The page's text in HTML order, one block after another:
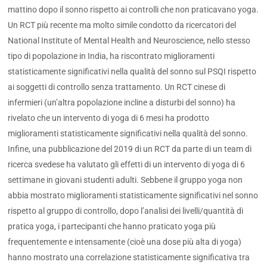
mattino dopo il sonno rispetto ai controlli che non praticavano yoga.
Un RCT più recente ma molto simile condotto da ricercatori del
National Institute of Mental Health and Neuroscience, nello stesso
tipo di popolazione in India, ha riscontrato miglioramenti
statisticamente significativi nella qualità del sonno sul PSQI rispetto
ai soggetti di controllo senza trattamento. Un RCT cinese di
infermieri (un’altra popolazione incline a disturbi del sonno) ha
rivelato che un intervento di yoga di 6 mesi ha prodotto
miglioramenti statisticamente significativi nella qualità del sonno.
Infine, una pubblicazione del 2019 di un RCT da parte di un team di
ricerca svedese ha valutato gli effetti di un intervento di yoga di 6
settimane in giovani studenti adulti. Sebbene il gruppo yoga non
abbia mostrato miglioramenti statisticamente significativi nel sonno
rispetto al gruppo di controllo, dopo l’analisi dei livelli/quantità di
pratica yoga, i partecipanti che hanno praticato yoga più
frequentemente e intensamente (cioè una dose più alta di yoga)
hanno mostrato una correlazione statisticamente significativa tra